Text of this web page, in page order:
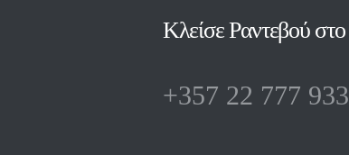
Κλείσε Ραντεβού στο
+357 22 777 933